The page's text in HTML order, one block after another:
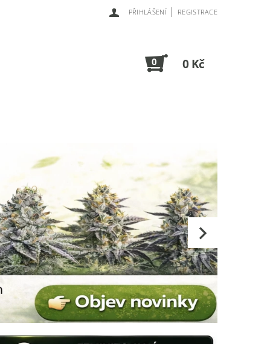
PŘIHLÁŠENÍ | REGISTRACE
0 0 Kč